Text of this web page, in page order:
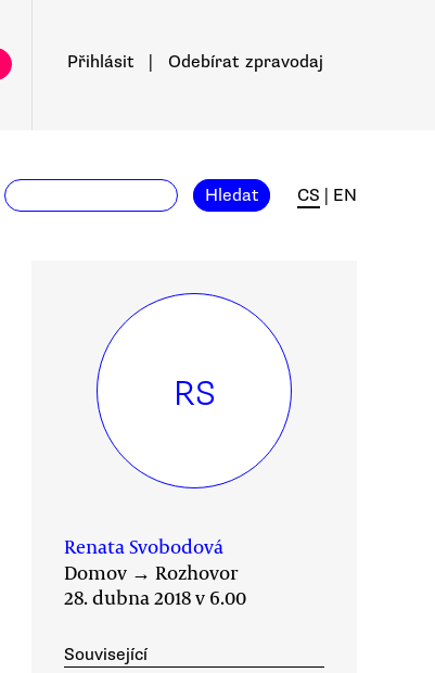
Přihlásit Odebírat zpravodaj
Hledat CS EN
RS
Renata Svobodová
Domov → Rozhovor
28. dubna 2018 v 6.00
Související